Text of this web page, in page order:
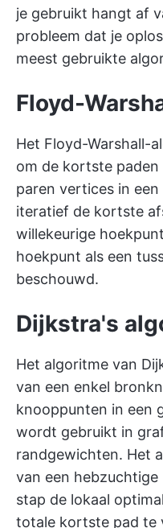
je gebruikt hangt af
probleem dat je
meest gebruikte
Floyd-
Het Floyd-Warshall-
om de kortste
paren vertices in
iteratief de kortste
willekeurige
hoekpunt als een
beschouwd.
Dijkstra's
Het algoritme van
van een enkel
knooppunten in een
wordt gebruikt in
randgewichten. Het
van een
stap de lokaal
totale kortste pad te